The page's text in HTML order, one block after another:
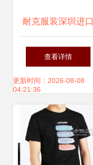
耐克服装深圳进口
清关 专业代理公司
助力高效通关
查看详情
更新时间：2026-08-08
04:21:36